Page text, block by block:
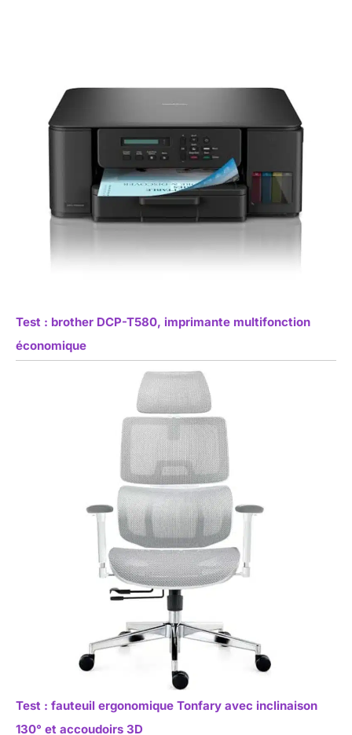
Test : brother DCP-T580, imprimante multifonction
économique
Test : fauteuil ergonomique Tonfary avec inclinaison
130° et accoudoirs 3D